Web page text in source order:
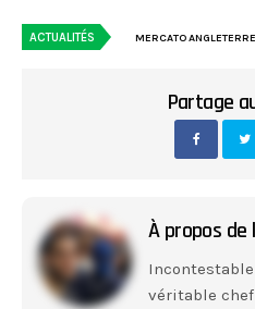
ACTUALITÉS MERCATO ANGLETERRE
Partage
À propos de
véritable